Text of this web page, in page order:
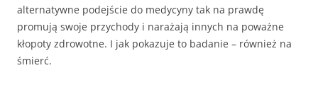
alternatywne podejście do medycyny tak na prawdę
promują swoje przychody i narażają innych na poważne
kłopoty zdrowotne. I jak pokazuje to badanie – również na
śmierć.